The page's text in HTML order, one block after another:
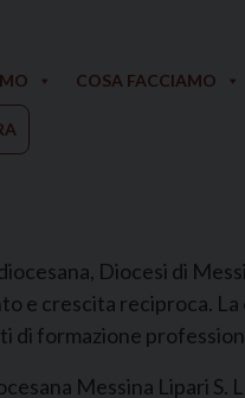
COSA FACCIAMO
Diocesi di
e crescita reciproca.
di formazione
Messina Lipari S.